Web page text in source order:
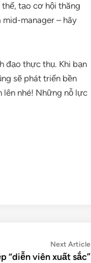
tạo cơ hội thăng
mid-manager – hãy
đạo thực thụ. Khi bạn
sẽ phát triển bền
lên nhé! Những nỗ lực
Next Article
“diễn viên xuất sắc”